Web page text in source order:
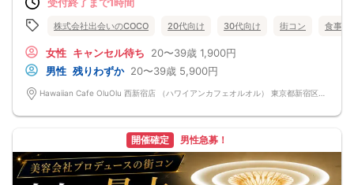
■□完全着席♪MCによる席がえあり！ ドラマのロケ地・結婚式の二次会の有名
嬉しい！お料理はビュッフェ形式ではなく、店員さんがご丁寧にお席までお持ち
いたします！
お店自慢のお料理を召し上がって頂きながら、ゆっくりと交流をお楽しみ頂きた
《ドラマのロケ地で有名な会場で完全着席PARTY》
メです
落ち着いた空間での交流が楽しめます！
完全着席スタイルですのでひとりぼっちになることはありません！お一人様参加
者様同士の席の配置。
スタッフのフォローが人気の理由です。
受付終了まで1時間
株式会社出会いのCOCO 20代向け 30代向け 街コン 食事あ
女性 キャンセル待ち 20〜39歳 1,900円
男性 残りわずか 20〜39歳 5,900円
開催確定 男性急募！